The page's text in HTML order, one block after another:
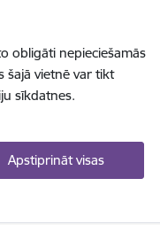
obligāti nepieciešamās
šajā vietnē var tikt
sīkdatnes.
Apstiprināt visas